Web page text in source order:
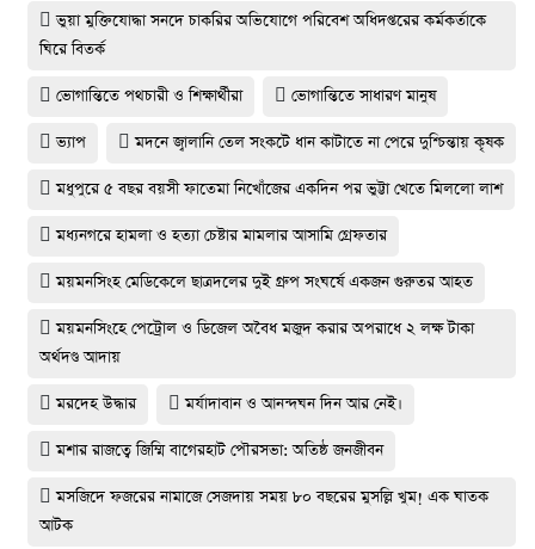
ভুয়া মুক্তিযোদ্ধা সনদে চাকরির অভিযোগে পরিবেশ অধিদপ্তরের কর্মকর্তাকে
ঘিরে বিতর্ক
ভোগান্তিতে পথচারী ও শিক্ষার্থীরা ভোগান্তিতে সাধারণ মানুষ
ভ্যাপ মদনে জ্বালানি তেল সংকটে ধান কাটাতে না পেরে দুশ্চিন্তায় কৃষক
মধুপুরে ৫ বছর বয়সী ফাতেমা নিখোঁজের একদিন পর ভুট্টা খেতে মিললো লাশ
মধ্যনগরে হামলা ও হত্যা চেষ্টার মামলার আসামি গ্রেফতার
ময়মনসিংহ মেডিকেলে ছাত্রদলের দুই গ্রুপ সংঘর্ষে একজন গুরুতর আহত
ময়মনসিংহে পেট্রোল ও ডিজেল অবৈধ মজুদ করার অপরাধে ২ লক্ষ টাকা
অর্থদণ্ড আদায়
মরদেহ উদ্ধার মর্যাদাবান ও আনন্দঘন দিন আর নেই।
মশার রাজত্বে জিম্মি বাগেরহাট পৌরসভা: অতিষ্ঠ জনজীবন
মসজিদে ফজরের নামাজে সেজদায় সময় ৮০ বছরের মুসল্লি খুম! এক ঘাতক
আটক